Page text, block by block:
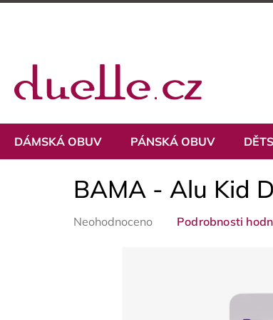
Přejít
DÁMSKÁ OBUV PÁNSKÁ OBUV
BAMA - Alu Kid
Průměrné
Neohodnoceno Podrobnosti